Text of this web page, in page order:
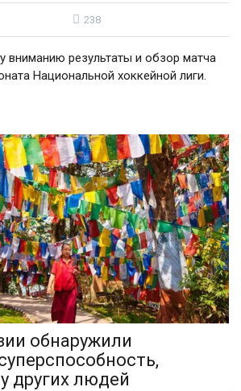
238
вниманию результаты и обзор матча
Национальной хоккейной лиги.
обнаружили
других людей